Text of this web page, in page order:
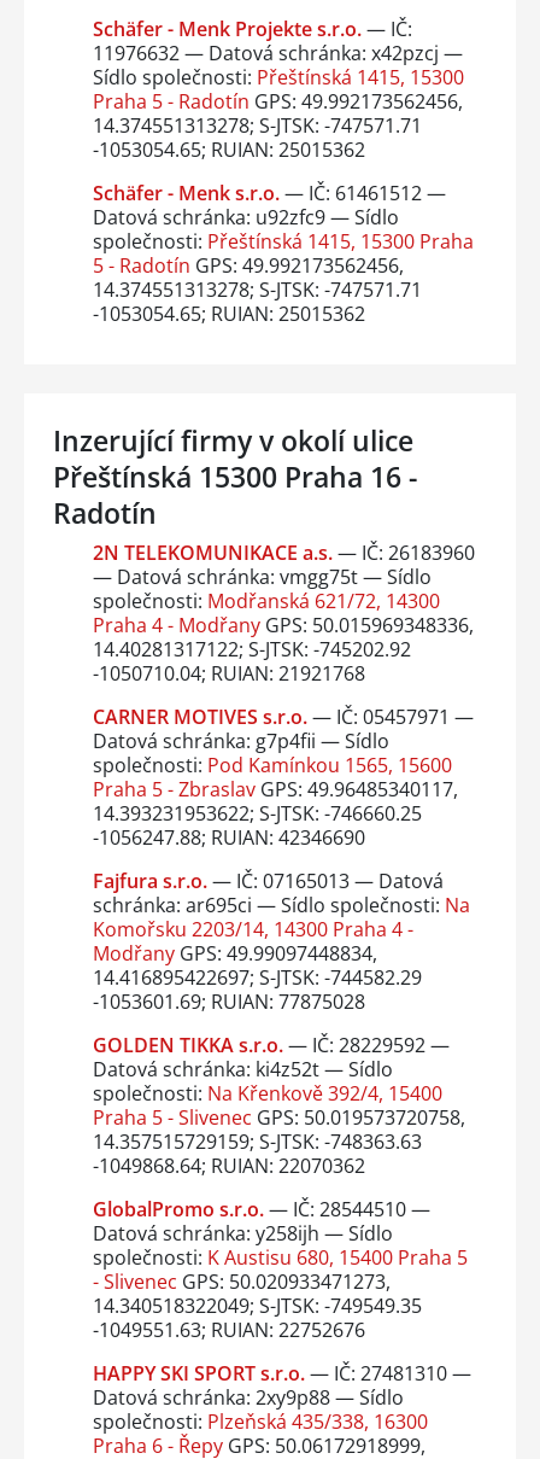
Schäfer - Menk Projekte s.r.o.— IČ:
11976632 — Datová schránka: x42pzcj —
Sídlo společnosti: Přeštínská 1415, 15300
Praha 5 - Radotín GPS: 49.992173562456,
14.374551313278; S-JTSK: -747571.71
-1053054.65; RUIAN: 25015362
Schäfer - Menk s.r.o.— IČ: 61461512 —
Datová schránka: u92zfc9 — Sídlo
společnosti: Přeštínská 1415, 15300 Praha
5 - Radotín GPS: 49.992173562456,
14.374551313278; S-JTSK: -747571.71
-1053054.65; RUIAN: 25015362
Inzerující firmy v okolí ulice
Přeštínská 15300 Praha 16 -
Radotín
2N TELEKOMUNIKACE a.s.— IČ: 26183960
— Datová schránka: vmgg75t — Sídlo
společnosti: Modřanská 621/72, 14300
Praha 4 - ModřanyGPS: 50.015969348336,
14.40281317122; S-JTSK: -745202.92
-1050710.04; RUIAN: 21921768
CARNER MOTIVES s.r.o.— IČ: 05457971 —
Datová schránka: g7p4fii — Sídlo
společnosti: Pod Kamínkou 1565, 15600
Praha 5 - ZbraslavGPS: 49.96485340117,
14.393231953622; S-JTSK: -746660.25
-1056247.88; RUIAN: 42346690
Fajfura s.r.o.— IČ: 07165013 — Datová
schránka: ar695ci — Sídlo společnosti: Na
Komořsku 2203/14, 14300 Praha 4 -
ModřanyGPS: 49.99097448834,
14.416895422697; S-JTSK: -744582.29
-1053601.69; RUIAN: 77875028
GOLDEN TIKKA s.r.o.— IČ: 28229592 —
Datová schránka: ki4z52t — Sídlo
společnosti: Na Křenkově 392/4, 15400
Praha 5 - Slivenec GPS: 50.019573720758,
14.357515729159; S-JTSK: -748363.63
-1049868.64; RUIAN: 22070362
GlobalPromo s.r.o.— IČ: 28544510 —
Datová schránka: y258ijh — Sídlo
společnosti: K Austisu 680, 15400 Praha 5
- Slivenec GPS: 50.020933471273,
14.340518322049; S-JTSK: -749549.35
-1049551.63; RUIAN: 22752676
HAPPY SKI SPORT s.r.o.— IČ: 27481310 —
Datová schránka: 2xy9p88 — Sídlo
společnosti: Plzeňská 435/338, 16300
Praha 6 - ŘepyGPS: 50.06172918999,